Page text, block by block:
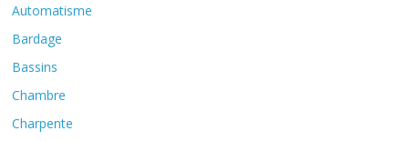
Automatisme
Bardage
Bassins
Chambre
Charpente